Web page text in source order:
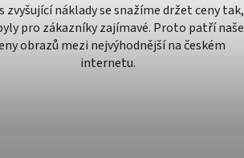
zvyšující náklady se snažíme držet ceny tak,
pro zákazníky zajímavé. Proto patří naše
obrazů mezi nejvýhodnější na českém
internetu.